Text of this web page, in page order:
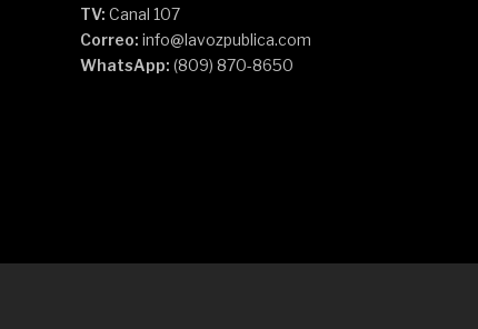
TV: Canal 107
Correo: info@lavozpublica.com
WhatsApp: (809) 870-8650